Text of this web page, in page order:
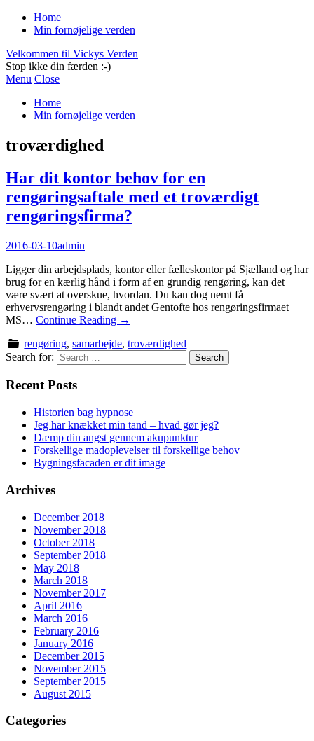
Home
Min fornøjelige verden
Velkommen til Vickys Verden
Stop ikke din færden :-)
Menu Close
Home
Min fornøjelige verden
troværdighed
Har dit kontor behov for en
rengøringsaftale med et troværdigt
rengøringsfirma?
2016-03-10admin
Ligger din arbejdsplads, kontor eller fælleskontor på Sjælland og har
brug for en kærlig hånd i form af en grundig rengøring, kan det
være svært at overskue, hvordan. Du kan dog nemt få
erhvervsrengøring i blandt andet Gentofte hos rengøringsfirmaet
MS… Continue Reading →
rengøring,samarbejde,troværdighed
Search for:
Recent Posts
Historien bag hypnose
Jeg har knækket min tand – hvad gør jeg?
Dæmp din angst gennem akupunktur
Forskellige madoplevelser til forskellige behov
Bygningsfacaden er dit image
Archives
December 2018
November 2018
October 2018
September 2018
May 2018
March 2018
November 2017
April 2016
March 2016
February 2016
January 2016
December 2015
November 2015
September 2015
August 2015
Categories